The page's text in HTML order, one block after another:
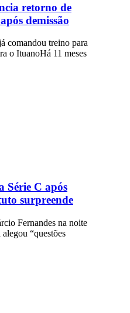
retorno de
demissão
comandou treino para
o ItuanoHá 11 meses
Série C após
surpreende
Fernandes na noite
“questões